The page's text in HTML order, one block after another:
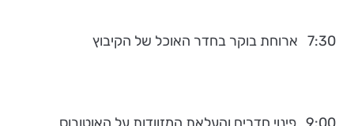
7:30 ארוחת בוקר בחדר האוכל של הקיבוץ